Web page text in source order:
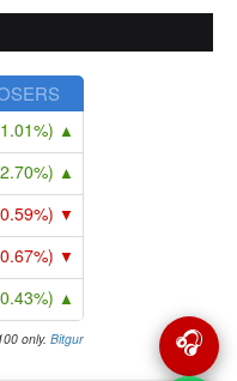
▲
▲
▼
▼
▲
only. Bitgur
🎧